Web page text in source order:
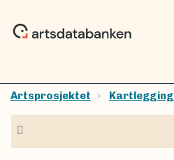
Artsprosjektet